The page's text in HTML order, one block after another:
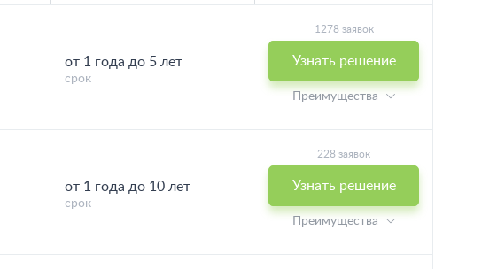
от 1 года до 5 лет
срок
1278 заявок
Узнать решение
Преимущества
от 1 года до 10 лет
срок
228 заявок
Узнать решение
Преимущества